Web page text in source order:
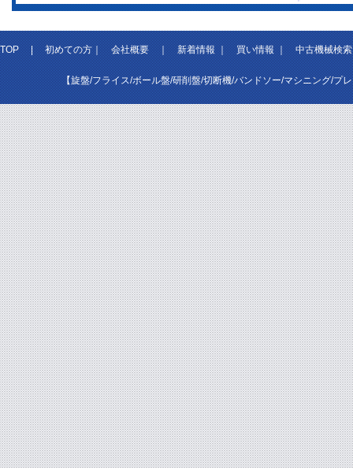
TOP|初めての方｜会社概要｜新着情報｜買い情報｜中古機械検索
【旋盤/フライス/ボール盤/研削盤/切断機/バンドソー/マシニング/プ